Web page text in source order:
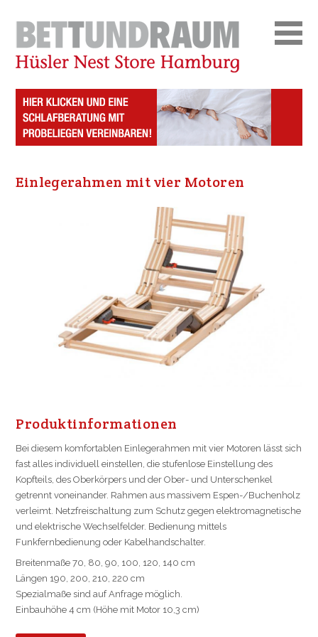
Einlegerahmen mit vier Motoren
Pro­dukt­in­for­ma­ti­on­en
Bei diesem komfortablen Einlegerahmen mit vier Motoren lässt sich
fast alles individuell einstellen, die stufenlose Einstellung des
Kopfteils, des Oberkörpers und der Ober- und Unterschenkel
getrennt voneinander. Rahmen aus massivem Espen-/Buchenholz
verleimt. Netzfreischaltung zum Schutz gegen elektromagnetische
und elektrische Wechselfelder. Bedienung mittels
Funkfernbedienung oder Kabelhandschalter.
Breitenmaße 70, 80, 90, 100, 120, 140 cm
Längen 190, 200, 210, 220 cm
Spezialmaße sind auf Anfrage möglich.
Einbauhöhe 4 cm (Höhe mit Motor 10,3 cm)